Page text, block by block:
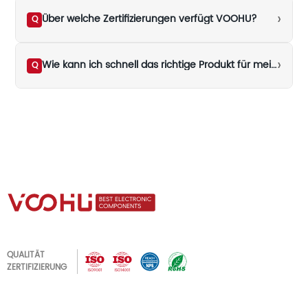
Q Über welche Zertifizierungen verfügt VOOHU? ›
Q Wie kann ich schnell das richtige Produkt für meine Anwendung auswählen?›
QUALITÄT
ZERTIFIZIERUNG